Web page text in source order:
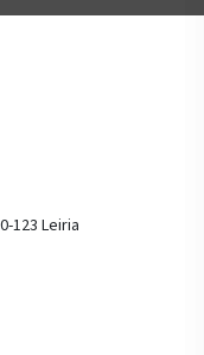
123 Leiria